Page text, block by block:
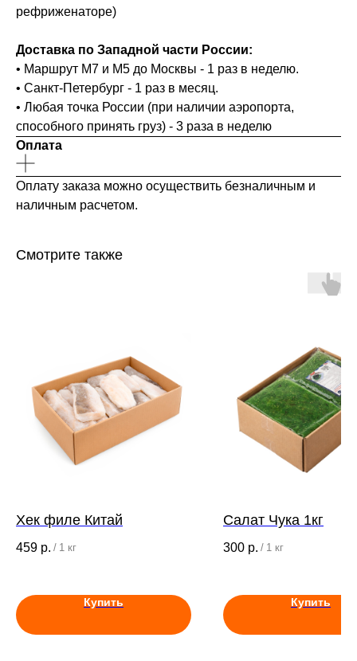
рефриженаторе)
Доставка по Западной части России:
• Маршрут М7 и М5 до Москвы - 1 раз в неделю.
• Санкт-Петербург - 1 раз в месяц.
• Любая точка России (при наличии аэропорта,
способного принять груз) - 3 раза в неделю
Оплата
Оплату заказа можно осуществить безналичным и
наличным расчетом.
Смотрите также
Хек филе Китай
459 р. / 1 кг
Купить
Салат Чука 1кг
300 р. / 1 кг
Купить